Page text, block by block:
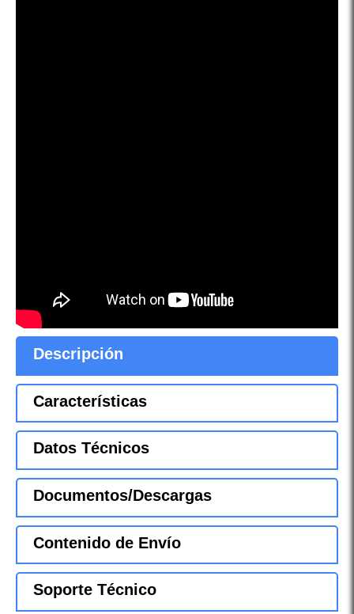
Descripción
Características
Datos Técnicos
Documentos/Descargas
Contenido de Envío
Soporte Técnico